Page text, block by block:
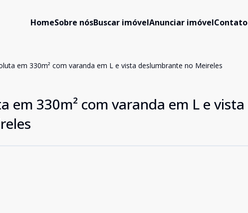
HomeSobre nósBuscar imóvelAnunciar imóvelContato
em 330m² com varanda em L e vista deslumbrante no Meireles
em 330m² com varanda em L e vista